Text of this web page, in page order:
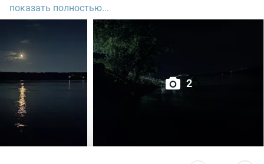
и при чистке оказались с пустыми желудками. Ждем
дальнейших поклёвок.
показать полностью...
2